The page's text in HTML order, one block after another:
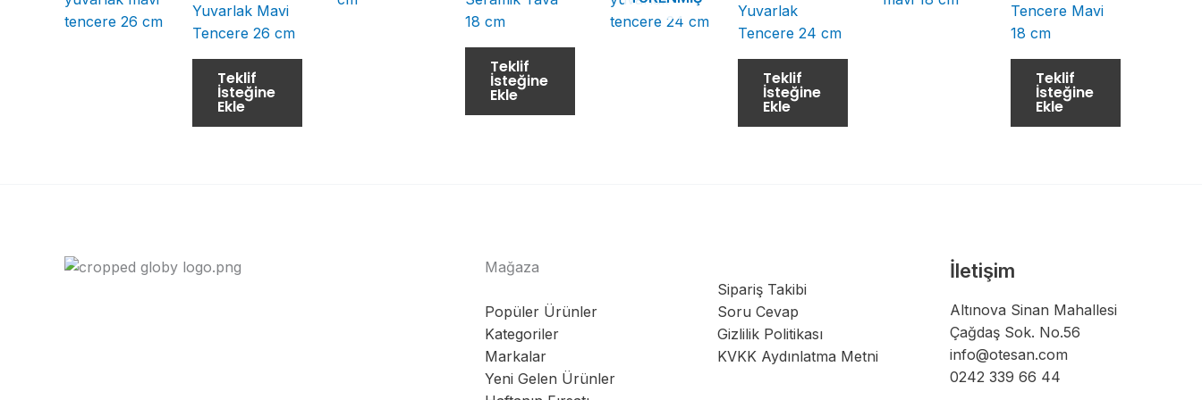
Yuvarlak Mavi
Tencere 26 cm
Teklif
İsteğine
Ekle
18 cm
Teklif
İsteğine
Ekle
Yuvarlak
Tencere 24 cm
Teklif
İsteğine
Ekle
Tencere Mavi
18 cm
Teklif
İsteğine
Ekle
Mağaza
Popüler Ürünler
Kategoriler
Markalar
Yeni Gelen Ürünler
Sipariş Takibi
Soru Cevap
Gizlilik Politikası
KVKK Aydınlatma Metni
İletişim
Altınova Sinan Mahallesi
Çağdaş Sok. No.56
info@otesan.com
0242 339 66 44